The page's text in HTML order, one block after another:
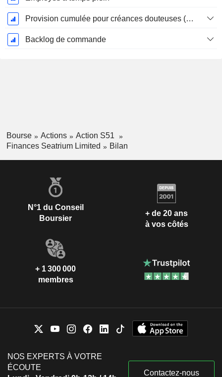
Provision cumulée pour créances douteuses (Supple)
Backlog de commande
Bourse Actions
Action S51
Finances Seatrium Limited
Bilan
N°1 du Conseil
Boursier
+ de 20 ans
à vos côtés
+ 1 300 000
membres
NOS EXPERTS À VOTRE
ÉCOUTE
Contactez-nous